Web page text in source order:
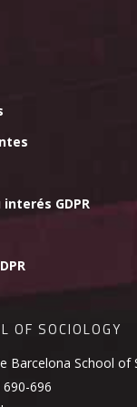
GDPR
OF SOCIOLOGY
Barcelona School of
696